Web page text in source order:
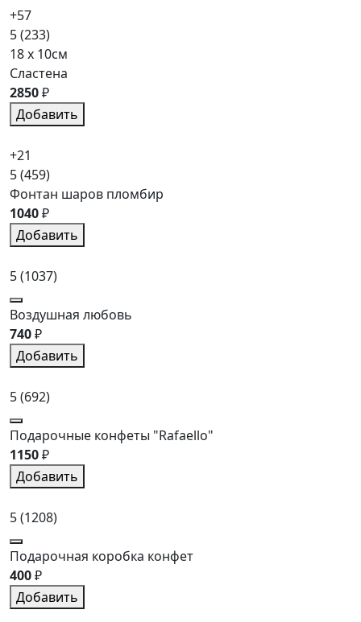
+57
5(233)
18 x 10см
Сластена
2850₽
Добавить
+21
5(459)
Фонтан шаров пломбир
1040₽
Добавить
5(1037)
Воздушная любовь
740₽
Добавить
5(692)
Подарочные конфеты "Rafaello"
1150₽
Добавить
5(1208)
Подарочная коробка конфет
400₽
Добавить